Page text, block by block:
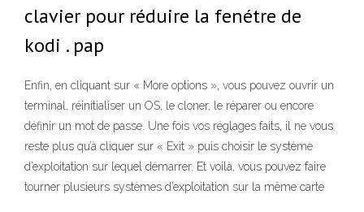
clavier pour réduire la fenétre de
kodi . pap
Enfin, en cliquant sur « More options », vous pouvez ouvrir un
terminal, réinitialiser un OS, le cloner, le réparer ou encore
définir un mot de passe. Une fois vos réglages faits, il ne vous
reste plus qu’à cliquer sur « Exit » puis choisir le système
d’exploitation sur lequel démarrer. Et voilà, vous pouvez faire
tourner plusieurs systèmes d’exploitation sur la même carte